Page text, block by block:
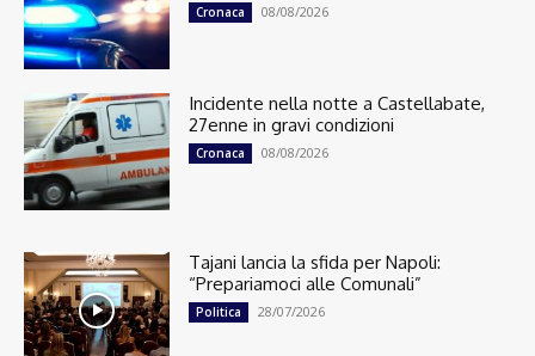
Cronaca 08/08/2026
Incidente nella notte a Castellabate,
27enne in gravi condizioni
Cronaca 08/08/2026
Tajani lancia la sfida per Napoli:
“Prepariamoci alle Comunali”
Politica 28/07/2026